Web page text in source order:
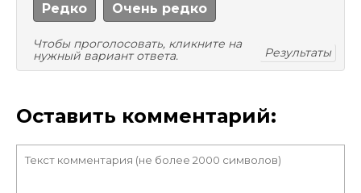
Редко Очень редко
Чтобы проголосовать, кликните на
нужный вариант ответа.
Результаты
Оставить комментарий: